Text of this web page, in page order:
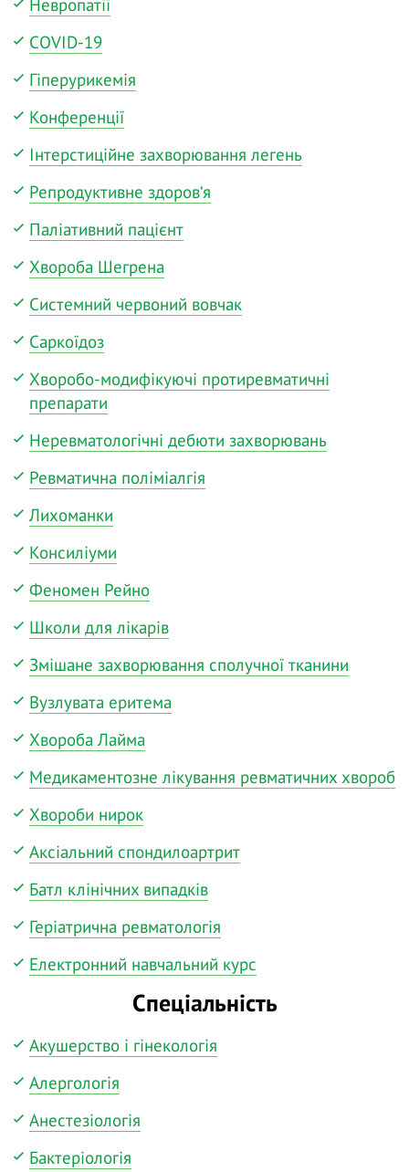
COVID-19
Гіперурикемія
Конференції
Інтерстиційне захворювання легень
Репродуктивне здоров‘я
Паліативний пацієнт
Хвороба Шегрена
Системний червоний вовчак
Саркоїдоз
Хворобо-модифікуючі протиревматичні
препарати
Неревматологічні дебюти захворювань
Ревматична поліміалгія
Лихоманки
Консиліуми
Феномен Рейно
Школи для лікарів
Змішане захворювання сполучної тканини
Вузлувата еритема
Хвороба Лайма
Медикаментозне лікування ревматичних хвороб
Хвороби нирок
Аксіальний спондилоартрит
Батл клінічних випадків
Геріатрична ревматологія
Електронний навчальний курс
Спеціальність
Акушерство і гінекологія
Алергологія
Анестезіологія
Бактеріологія